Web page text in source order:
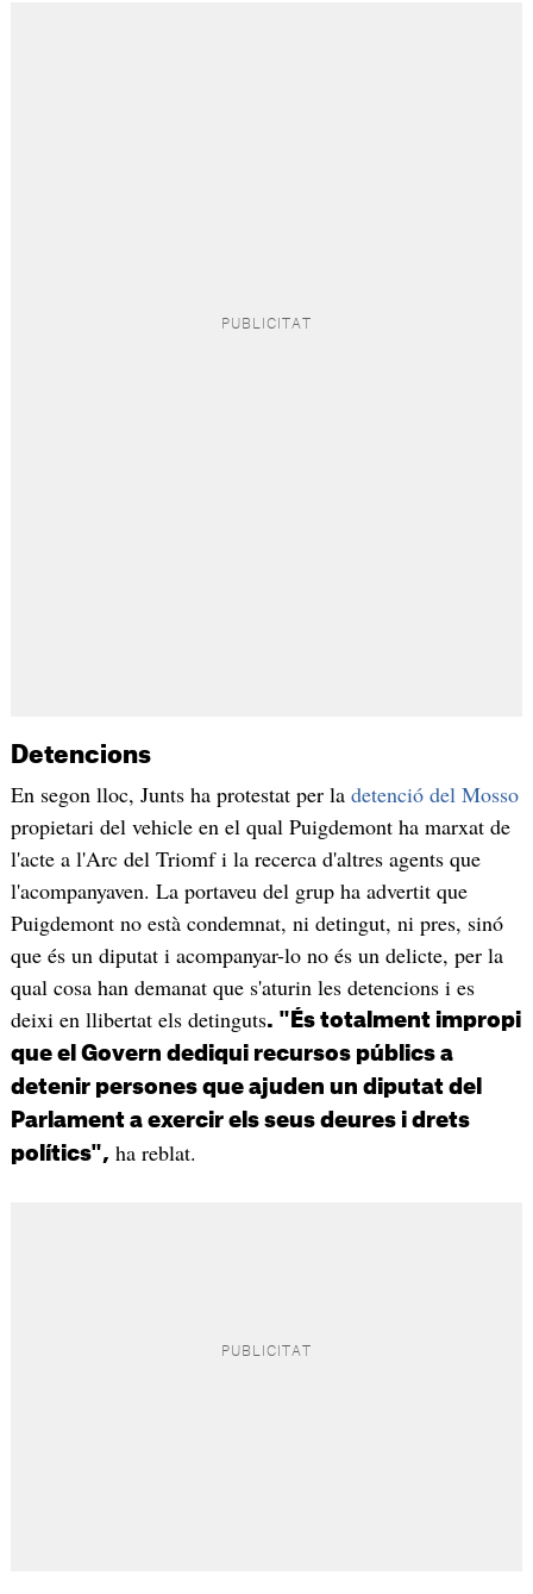
Detencions
En segon lloc, Junts ha protestat per la detenció del Mosso
propietari del vehicle en el qual Puigdemont ha marxat de
l'acte a l'Arc del Triomf i la recerca d'altres agents que
l'acompanyaven. La portaveu del grup ha advertit que
Puigdemont no està condemnat, ni detingut, ni pres, sinó
que és un diputat i acompanyar-lo no és un delicte, per la
qual cosa han demanat que s'aturin les detencions i es
deixi en llibertat els detinguts. "És totalment impropi
que el Govern dediqui recursos públics a
detenir persones que ajuden un diputat del
Parlament a exercir els seus deures i drets
polítics", ha reblat.